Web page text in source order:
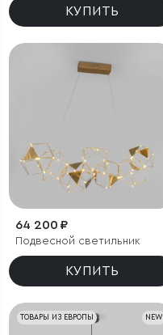
КУПИТЬ
64 200 ₽
Подвесной светильник
КУПИТЬ
NEW
ТОВАРЫ ИЗ ЕВРОПЫ